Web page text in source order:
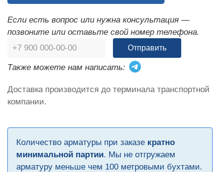
Если есть вопрос или нужна консультация —
позвоните или оставьте свой номер телефона.
Отправить
Также можете нам написать:
Доставка производится до терминала транспортной
компании.
Количество арматуры при заказе кратно
минимальной партии. Мы не отгружаем
арматуру меньше чем 100 метровыми бухтами.